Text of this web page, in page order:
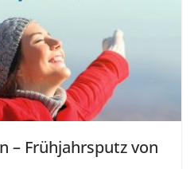
– Frühjahrsputz von